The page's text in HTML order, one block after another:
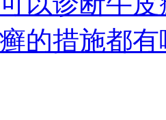
的措施都有